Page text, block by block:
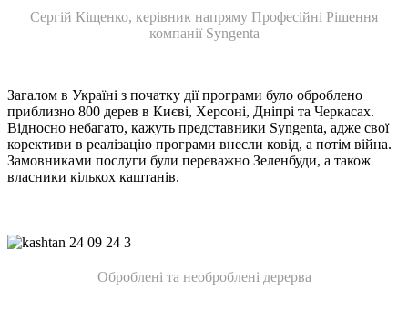
Сергій Кіщенко, керівник напряму Професійні Рішення
компанії Syngenta
Загалом в Україні з початку дії програми було оброблено
приблизно 800 дерев в Києві, Херсоні, Дніпрі та Черкасах.
Відносно небагато, кажуть представники Syngenta, адже свої
корективи в реалізацію програми внесли ковід, а потім війна.
Замовниками послуги були переважно Зеленбуди, а також
власники кількох каштанів.
Оброблені та необроблені дерерва